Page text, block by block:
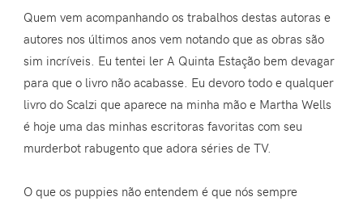
Quem vem acompanhando os trabalhos destas autoras e
autores nos últimos anos vem notando que as obras são
sim incríveis. Eu tentei ler A Quinta Estação bem devagar
para que o livro não acabasse. Eu devoro todo e qualquer
livro do Scalzi que aparece na minha mão e Martha Wells
é hoje uma das minhas escritoras favoritas com seu
murderbot rabugento que adora séries de TV.
O que os puppies não entendem é que nós sempre